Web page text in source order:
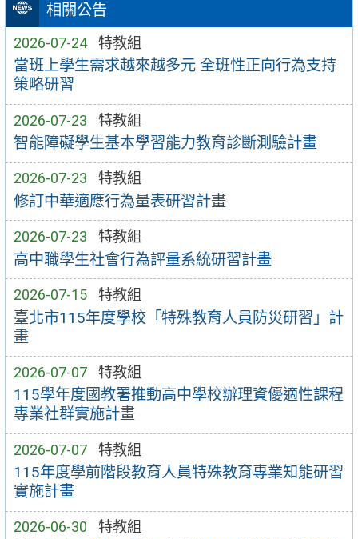
相關公告
2026-07-24 特教組
當班上學生需求越來越多元 全班性正向行為支持
策略研習
2026-07-23 特教組
智能障礙學生基本學習能力教育診斷測驗計畫
2026-07-23 特教組
修訂中華適應行為量表研習計畫
2026-07-23 特教組
高中職學生社會行為評量系統研習計畫
2026-07-15 特教組
臺北市115年度學校「特殊教育人員防災研習」計
畫
2026-07-07 特教組
115學年度國教署推動高中學校辦理資優適性課程
專業社群實施計畫
2026-07-07 特教組
115年度學前階段教育人員特殊教育專業知能研習
實施計畫
2026-06-30 特教組